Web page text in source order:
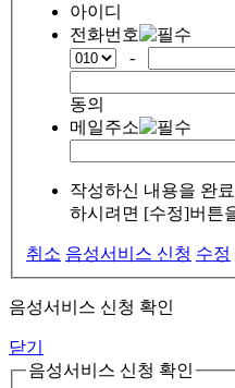
아이디
전화번호
-
동의
메일주소
작성하신 내용을 완
하시려면 [수정]버튼
취소 음성서비스 신청 수정
음성서비스 신청 확인
닫기
음성서비스 신청 확인